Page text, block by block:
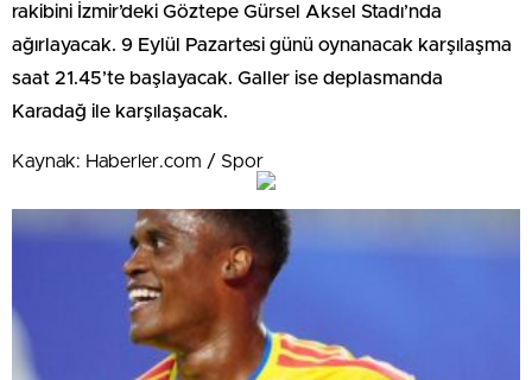
rakibini İzmir’deki Göztepe Gürsel Aksel Stadı’nda
ağırlayacak. 9 Eylül Pazartesi günü oynanacak karşılaşma
saat 21.45’te başlayacak. Galler ise deplasmanda
Karadağ ile karşılaşacak.
Kaynak: Haberler.com / Spor